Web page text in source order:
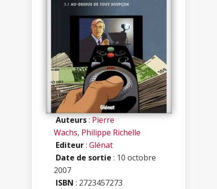
Auteurs:Pierre
Wachs, Philippe Richelle
Editeur: Glénat
Date de sortie : 10 octobre
2007
ISBN : 2723457273